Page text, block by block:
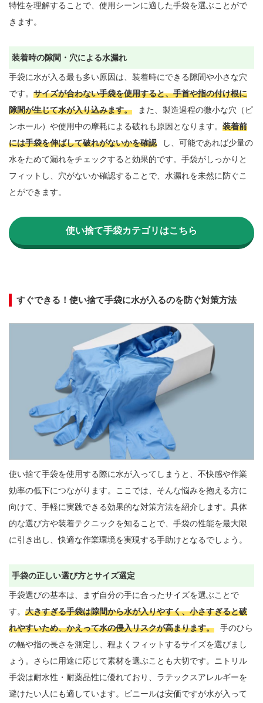
特性を理解することで、使用シーンに適した手袋を選ぶことがで
きます。
装着時の隙間・穴による水漏れ
手袋に水が入る最も多い原因は、装着時にできる隙間や小さな穴
です。 サイズが合わない手袋を使用すると、手首や指の付け根に
隙間が生じて水が入り込みます。
また、製造過程の微小な穴（ピ
ンホール）や使用中の摩耗による破れも原因となります。 装着前
には手袋を伸ばして破れがないかを確認
し、可能であれば少量の
水をためて漏れをチェックすると効果的です。手袋がしっかりと
フィットし、穴がないか確認することで、水漏れを未然に防ぐこ
とができます。
使い捨て手袋カテゴリはこちら
すぐできる！使い捨て手袋に水が入るのを防ぐ対策方法
使い捨て手袋を使用する際に水が入ってしまうと、不快感や作業
効率の低下につながります。ここでは、そんな悩みを抱える方に
向けて、手軽に実践できる効果的な対策方法を紹介します。具体
的な選び方や装着テクニックを知ることで、手袋の性能を最大限
に引き出し、快適な作業環境を実現する手助けとなるでしょう。
手袋の正しい選び方とサイズ選定
手袋選びの基本は、まず自分の手に合ったサイズを選ぶことで
す。 大きすぎる手袋は隙間から水が入りやすく、小さすぎると破
れやすいため、かえって水の侵入リスクが高まります。
手のひら
の幅や指の長さを測定し、程よくフィットするサイズを選びまし
ょう。さらに用途に応じて素材を選ぶことも大切です。ニトリル
手袋は耐水性・耐薬品性に優れており、ラテックスアレルギーを
避けたい人にも適しています。ビニールは安価ですが水が入って